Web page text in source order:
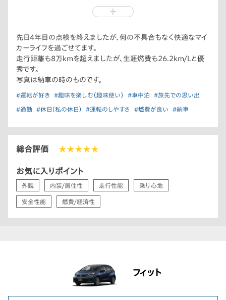
このクラスのコンパクトカーでこれが可能なのはフィットだけだ
車中泊までしなくても、ロングドライブでちょっと仮眠を取りたい
とか横になりたいという時に、後席を倒せばほぼフラットになる
のは魅力的です。
また、Honda Total Care プレミアムもお勧めです。エアコンの
先日4年目の点検を終えましたが、何の不具合もなく快適なマイ
カーライフを過ごせてます。
走行距離も8万kmを超えましたが、生涯燃費も26.2km/Lと優
秀です。
写真は納車の時のものです。
#運転が好き #趣味を楽しむ（趣味使い） #車中泊 #旅先での思い出
#通勤 #休日（私の休日） #運転のしやすさ #燃費が良い #納車
総合評価 ★★★★★
お気に入りポイント
外観 内装/居住性 走行性能 乗り心地
安全性能 燃費/経済性
フィット